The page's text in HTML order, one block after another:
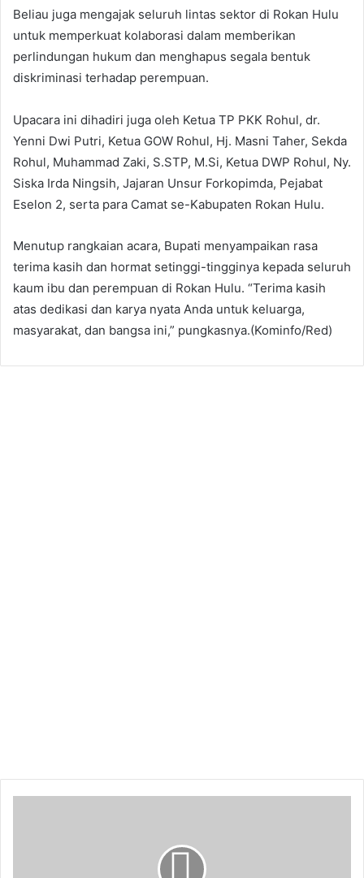
​Beliau juga mengajak seluruh lintas sektor di Rokan Hulu
untuk memperkuat kolaborasi dalam memberikan
perlindungan hukum dan menghapus segala bentuk
diskriminasi terhadap perempuan.
​Upacara ini dihadiri juga oleh ​Ketua TP PKK Rohul, dr.
Yenni Dwi Putri, ​Ketua GOW Rohul, Hj. Masni Taher, ​Sekda
Rohul, Muhammad Zaki, S.STP, M.Si, ​Ketua DWP Rohul, Ny.
Siska Irda Ningsih, ​Jajaran Unsur Forkopimda, Pejabat
Eselon 2, serta para Camat se-Kabupaten Rokan Hulu.
​Menutup rangkaian acara, Bupati menyampaikan rasa
terima kasih dan hormat setinggi-tingginya kepada seluruh
kaum ibu dan perempuan di Rokan Hulu. “Terima kasih
atas dedikasi dan karya nyata Anda untuk keluarga,
masyarakat, dan bangsa ini,” pungkasnya.(Kominfo/Red)